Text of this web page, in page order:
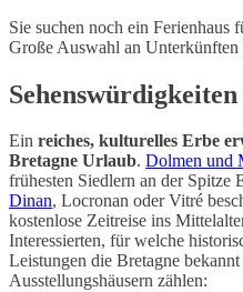
Sie suchen noch ein Ferienhaus
Große Auswahl an Unterkünften
Ein reiches, kulturelles Erbe
Bretagne Urlaub. Dolmen und
frühesten Siedlern an der Spitze
Dinan, Locronan oder Vitré
kostenlose Zeitreise ins
Interessierten, für welche
Leistungen die Bretagne
Ausstellungshäusern zählen: